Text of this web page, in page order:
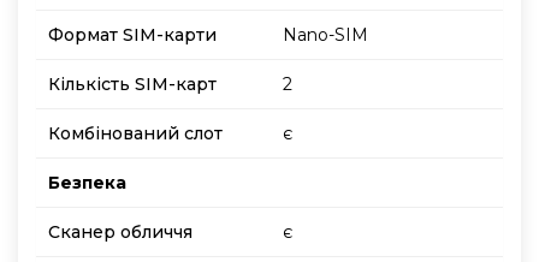
Формат SIM-карти Nano-SIM
Кількість SIM-карт 2
Комбінований слот є
Безпека
Сканер обличчя є